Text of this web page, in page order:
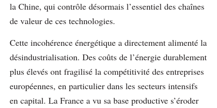
la Chine, qui contrôle désormais l’essentiel des chaînes
de valeur de ces technologies.
Cette incohérence énergétique a directement alimenté la
désindustrialisation. Des coûts de l’énergie durablement
plus élevés ont fragilisé la compétitivité des entreprises
européennes, en particulier dans les secteurs intensifs
en capital. La France a vu sa base productive s’éroder